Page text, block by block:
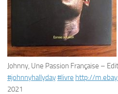
Johnny, Une Passion Française –
#johnnyhallyday#livre http://
2021